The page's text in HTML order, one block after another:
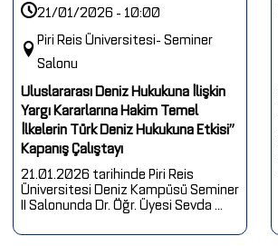
21/01/2026 - 10:00
Piri Reis Üniversitesi- Seminer
Salonu
Uluslararası Deniz Hukukuna İlişkin
Yargı Kararlarına Hakim Temel
İlkelerin Türk Deniz Hukukuna Etkisi”
Kapanış Çalıştayı
21.01.2026 tarihinde Piri Reis
Üniversitesi Deniz Kampüsü Seminer
II Salonunda Dr. Öğr. Üyesi Sevda ...